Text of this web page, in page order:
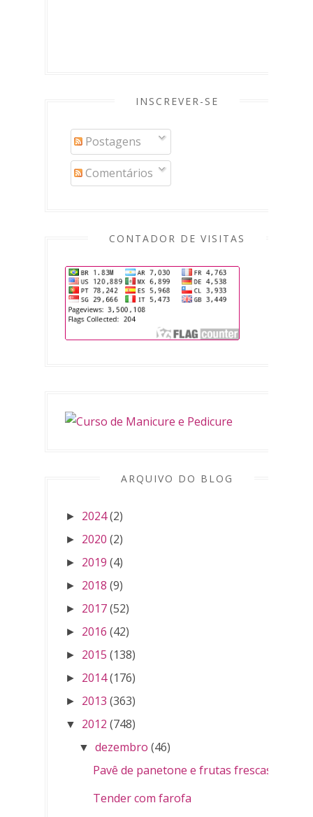
INSCREVER-SE
Postagens
Comentários
CONTADOR DE VISITAS
ARQUIVO DO BLOG
► 2024(2)
► 2020 (2)
► 2019 (4)
► 2018 (9)
► 2017(52)
► 2016 (42)
► 2015 (138)
► 2014(176)
► 2013 (363)
▼ 2012 (748)
▼ dezembro (46)
Pavê de panetone e frutas frescas
Tender com farofa